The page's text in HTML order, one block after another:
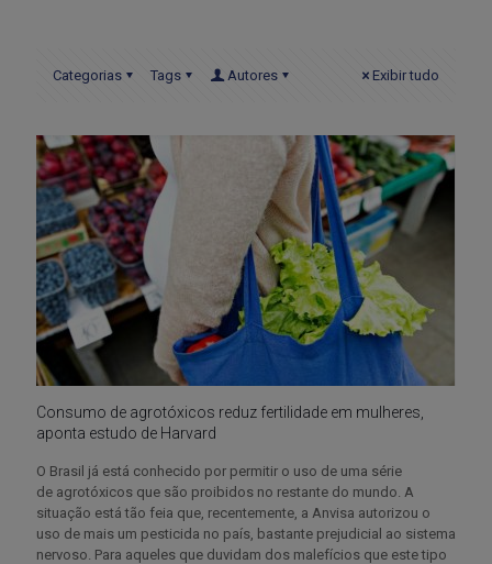
Categorias Tags Autores Exibir tudo
Consumo de agrotóxicos reduz fertilidade em mulheres,
aponta estudo de Harvard
O Brasil já está conhecido por permitir o uso de uma série
de agrotóxicos que são proibidos no restante do mundo. A
situação está tão feia que, recentemente, a Anvisa autorizou o
uso de mais um pesticida no país, bastante prejudicial ao sistema
nervoso. Para aqueles que duvidam dos malefícios que este tipo